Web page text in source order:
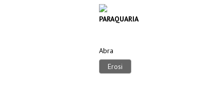
PARAQUARIA
Abra
Erosi